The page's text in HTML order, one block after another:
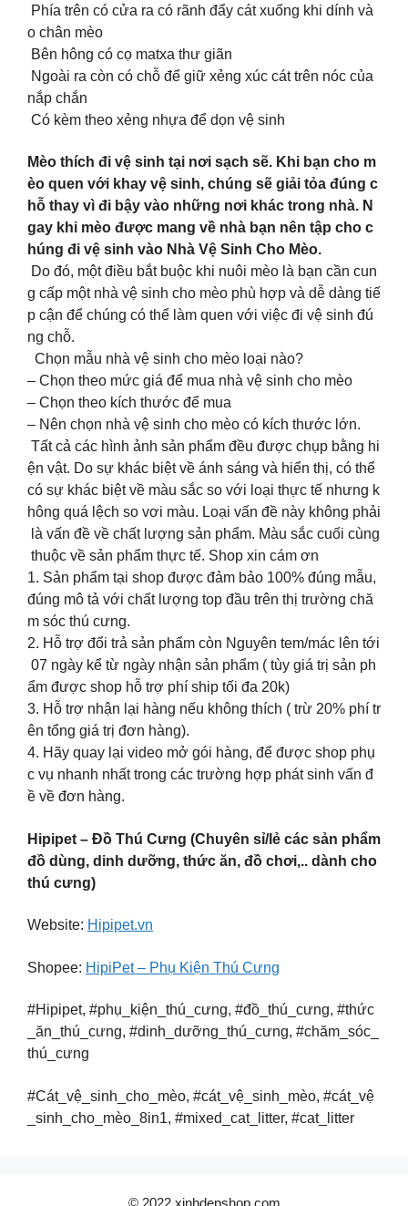
Phía trên có cửa ra có rãnh đẩy cát xuống khi dính và
o chân mèo
Bên hông có cọ matxa thư giãn
Ngoài ra còn có chỗ để giữ xẻng xúc cát trên nóc của
nắp chắn
Có kèm theo xẻng nhựa để dọn vệ sinh
Mèo thích đi vệ sinh tại nơi sạch sẽ. Khi bạn cho m
èo quen với khay vệ sinh, chúng sẽ giải tỏa đúng c
hỗ thay vì đi bậy vào những nơi khác trong nhà. N
gay khi mèo được mang về nhà bạn nên tập cho c
húng đi vệ sinh vào Nhà Vệ Sinh Cho Mèo.
Do đó, một điều bắt buộc khi nuôi mèo là bạn cần cun
g cấp một nhà vệ sinh cho mèo phù hợp và dễ dàng tiế
p cận để chúng có thể làm quen với việc đi vệ sinh đú
ng chỗ.
Chọn mẫu nhà vệ sinh cho mèo loại nào?
– Chọn theo mức giá để mua nhà vệ sinh cho mèo
– Chọn theo kích thước để mua
– Nên chọn nhà vệ sinh cho mèo có kích thước lớn.
Tất cả các hình ảnh sản phẩm đều được chụp bằng hi
ện vật. Do sự khác biệt về ánh sáng và hiển thị, có thể
có sự khác biệt về màu sắc so với loại thực tế nhưng k
hông quá lệch so vơi màu. Loại vấn đề này không phải
là vấn đề về chất lượng sản phẩm. Màu sắc cuối cùng
thuộc về sản phẩm thực tế. Shop xin cám ơn
1. Sản phẩm tại shop được đảm bảo 100% đúng mẫu,
đúng mô tả với chất lượng top đầu trên thị trường chă
m sóc thú cưng.
2. Hỗ trợ đổi trả sản phẩm còn Nguyên tem/mác lên tới
07 ngày kể từ ngày nhận sản phẩm ( tùy giá trị sản ph
ẩm được shop hỗ trợ phí ship tối đa 20k)
3. Hỗ trợ nhận lại hàng nếu không thích ( trừ 20% phí tr
ên tổng giá trị đơn hàng).
4. Hãy quay lại video mở gói hàng, để được shop phụ
c vụ nhanh nhất trong các trường hợp phát sinh vấn đ
ề về đơn hàng.
Hipipet – Đồ Thú Cưng (Chuyên sỉ/lẻ các sản phẩm
đồ dùng, dinh dưỡng, thức ăn, đồ chơi,.. dành cho
thú cưng)
Website: Hipipet.vn
Shopee: HipiPet – Phụ Kiện Thú Cưng
#Hipipet, #phụ_kiện_thú_cưng, #đồ_thú_cưng, #thức
_ăn_thú_cưng, #dinh_dưỡng_thú_cưng, #chăm_sóc_
thú_cưng
#Cát_vệ_sinh_cho_mèo, #cát_vệ_sinh_mèo, #cát_vệ
_sinh_cho_mèo_8in1, #mixed_cat_litter, #cat_litter
© 2022 xinhdepshop.com